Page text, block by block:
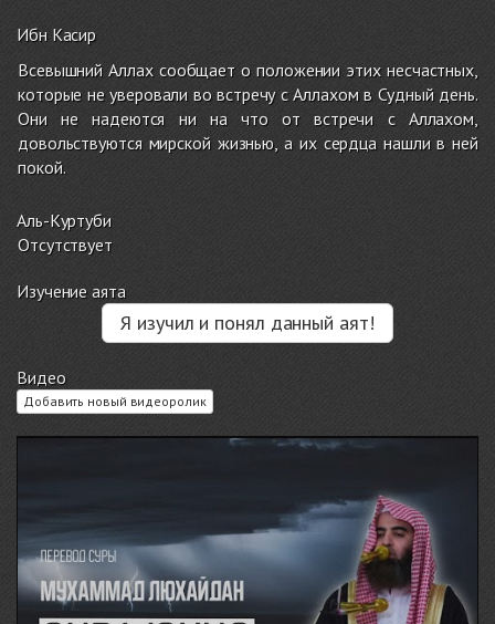
Ибн Касир
Всевышний Аллах сообщает о положении этих несчастных,
которые не уверовали во встречу с Аллахом в Судный день.
Они не надеются ни на что от встречи с Аллахом,
довольствуются мирской жизнью, а их сердца нашли в ней
покой.
Аль-Куртуби
Отсутствует
Изучение аята
Я изучил и понял данный аят!
Видео
Добавить новый видеоролик